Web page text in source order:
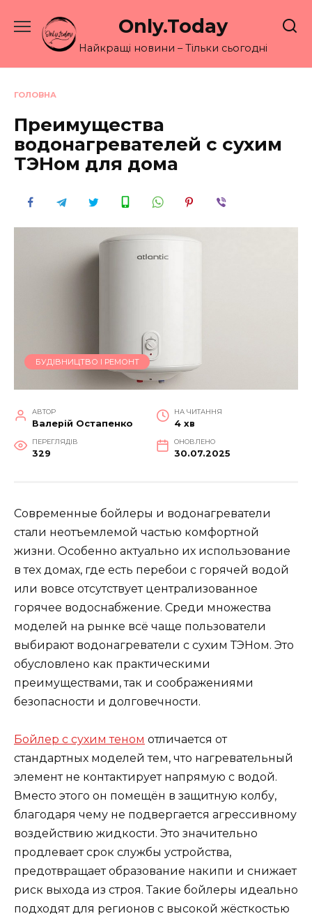
до
Only.Today
Найкращі новини – Тільки сьогодні
ГОЛОВНА
Преимущества
водонагревателей с сухим
ТЭНом для дома
БУДІВНИЦТВО І РЕМОНТ
АВТОР
Валерій Остапенко
НА ЧИТАННЯ
4 хв
ПЕРЕГЛЯДІВ
329
ОНОВЛЕНО
30.07.2025
Современные бойлеры и водонагреватели
стали неотъемлемой частью комфортной
жизни. Особенно актуально их использование
в тех домах, где есть перебои с горячей водой
или вовсе отсутствует централизованное
горячее водоснабжение. Среди множества
моделей на рынке всё чаще пользователи
выбирают водонагреватели с сухим ТЭНом. Это
обусловлено как практическими
преимуществами, так и соображениями
безопасности и долговечности.
Бойлер с сухим теном отличается от
стандартных моделей тем, что нагревательный
элемент не контактирует напрямую с водой.
Вместо этого он помещён в защитную колбу,
благодаря чему не подвергается агрессивному
воздействию жидкости. Это значительно
продлевает срок службы устройства,
предотвращает образование накипи и снижает
риск выхода из строя. Такие бойлеры идеально
подходят для регионов с высокой жёсткостью